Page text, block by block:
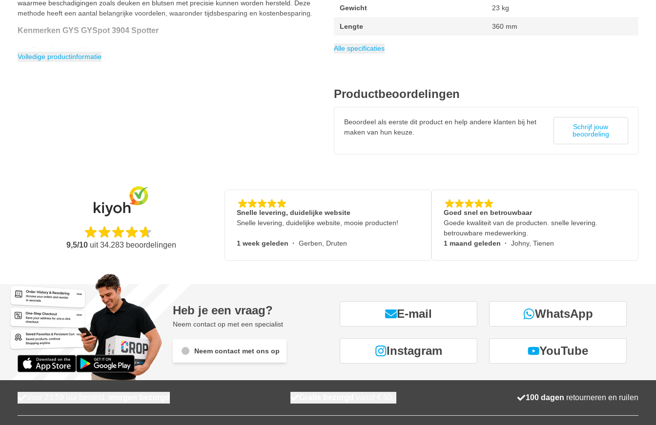
waarmee beschadigingen zoals deuken en blutsen met precisie kunnen worden hersteld. Deze
methode heeft een aantal belangrijke voordelen, waaronder tijdsbesparing en kostenbesparing.
Kenmerken GYS GYSpot 3904 Spotter
Volledige productinformatie
Gewicht 23 kg
Lengte 360 mm
Breedte 235 mm
Voedingsbron
EAN 3154020052222
Afmeting
Hoogte 260 mm
Categorie
Alle specificaties
Productbeoordelingen
Beoordeel als eerste dit product en help andere klanten bij het
maken van hun keuze.
Schrijf jouw
beoordeling
9,5/10uit34.283beoordelingen
Snelle levering, duidelijke website
Snelle levering, duidelijke website, mooie producten!
1 week geleden · Gerben, Druten
Goed snel en betrouwbaar
Goede kwaliteit van de producten. snelle levering.
betrouwbare medewerking.
1 maand geleden · Johny, Tienen
Heb je een vraag?
Neem contact op met een specialist
Neem contact met ons op
E-mail WhatsApp
Instagram YouTube
100 dagen retourneren en ruilen